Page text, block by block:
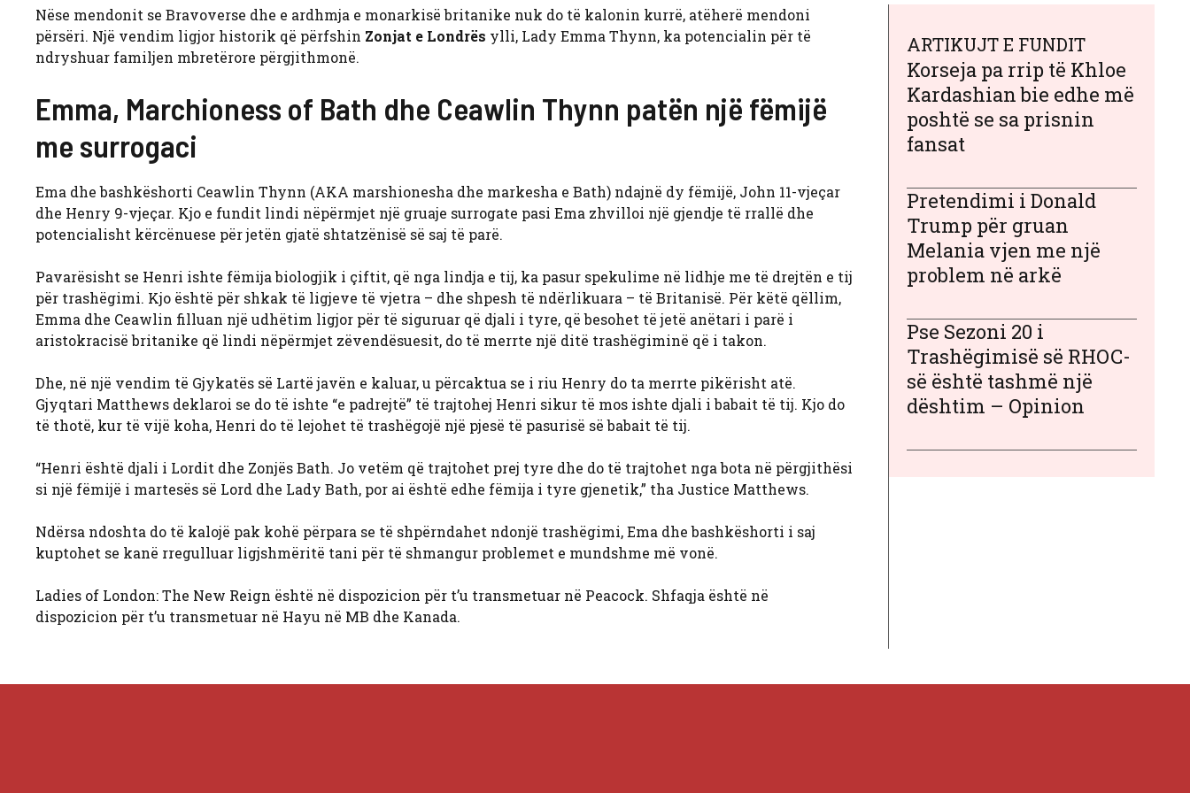
Nëse mendonit se Bravoverse dhe e ardhmja e monarkisë britanike nuk do të kalonin kurrë, atëherë mendoni
përsëri. Një vendim ligjor historik që përfshin Zonjat e Londrës ylli, Lady Emma Thynn, ka potencialin për të
ndryshuar familjen mbretërore përgjithmonë.
Emma, ​​Marchioness of Bath dhe Ceawlin Thynn patën një fëmijë
me surrogaci
Ema dhe bashkëshorti Ceawlin Thynn (AKA marshionesha dhe markesha e Bath) ndajnë dy fëmijë, John 11-vjeçar
dhe Henry 9-vjeçar. Kjo e fundit lindi nëpërmjet një gruaje surrogate pasi Ema zhvilloi një gjendje të rrallë dhe
potencialisht kërcënuese për jetën gjatë shtatzënisë së saj të parë.
Pavarësisht se Henri ishte fëmija biologjik i çiftit, që nga lindja e tij, ka pasur spekulime në lidhje me të drejtën e tij
për trashëgimi. Kjo është për shkak të ligjeve të vjetra – dhe shpesh të ndërlikuara – të Britanisë. Për këtë qëllim,
Emma dhe Ceawlin filluan një udhëtim ligjor për të siguruar që djali i tyre, që besohet të jetë anëtari i parë i
aristokracisë britanike që lindi nëpërmjet zëvendësuesit, do të merrte një ditë trashëgiminë që i takon.
Dhe, në një vendim të Gjykatës së Lartë javën e kaluar, u përcaktua se i riu Henry do ta merrte pikërisht atë.
Gjyqtari Matthews deklaroi se do të ishte “e padrejtë” të trajtohej Henri sikur të mos ishte djali i babait të tij. Kjo do
të thotë, kur të vijë koha, Henri do të lejohet të trashëgojë një pjesë të pasurisë së babait të tij.
“Henri është djali i Lordit dhe Zonjës Bath. Jo vetëm që trajtohet prej tyre dhe do të trajtohet nga bota në përgjithësi
si një fëmijë i martesës së Lord dhe Lady Bath, por ai është edhe fëmija i tyre gjenetik,” tha Justice Matthews.
Ndërsa ndoshta do të kalojë pak kohë përpara se të shpërndahet ndonjë trashëgimi, Ema dhe bashkëshorti i saj
kuptohet se kanë rregulluar ligjshmëritë tani për të shmangur problemet e mundshme më vonë.
Ladies of London: The New Reign është në dispozicion për t’u transmetuar në Peacock. Shfaqja është në
dispozicion për t’u transmetuar në Hayu në MB dhe Kanada.
ARTIKUJT E FUNDIT
Korseja pa rrip të Khloe
Kardashian bie edhe më
poshtë se sa prisnin
fansat
Pretendimi i Donald
Trump për gruan
Melania vjen me një
problem në arkë
Pse Sezoni 20 i
Trashëgimisë së RHOC-
së është tashmë një
dështim – Opinion